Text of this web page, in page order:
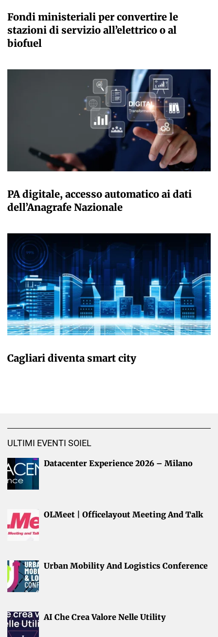
Fondi ministeriali per convertire le
stazioni di servizio all’elettrico o al
biofuel
PA digitale, accesso automatico ai dati
dell’Anagrafe Nazionale
Cagliari diventa smart city
ULTIMI EVENTI SOIEL
Datacenter Experience 2026 – Milano
OLMeet | Officelayout Meeting And Talk
Urban Mobility And Logistics Conference
AI Che Crea Valore Nelle Utility